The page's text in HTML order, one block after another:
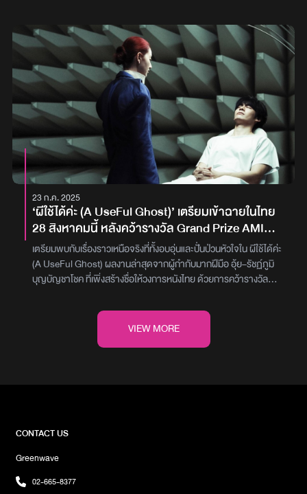
(Working Title) หรือชื่อเดิมคือ Project D ผลงานการกำกับของ
บอส-นฤเบศ​ กูโน ที่มี เก้ง-จิระ มะลิกุล และ วัน-วรรณฤดี พงษ์สิทธิศักดิ์
นั่งเก้าอี้เป็นโปรดิวเซอร์ ถูกเปิดตัวอย่างเป็นทางการในงาน GDH Line
Up 2023 ซึ่งว่างเอาไว้ว่าจะเป็นครั้งแรกของ พีพี กฤษฎ์ และ อิงฟ้า
วราหะ ที่ได้โคจรมาเจอกันในงานแสดงเป็นครั้งแรก แต่มีเหตุให้ต้องระงับ
โปรเจกต์ และปรับเปลี่ยนทีมนักแสดงอีกครั้งซึ่งได้ เจฟ ซาเตอร์ ศิลปิน
ดังมาถ่ายทอดความเข้มข้นสู่สายตาผู้ชม อีกทั้งยังมี หฤษฎ์ บัวย้อย ร่วม
เสริมทัพด้วยเจฟ เคยให้สัมภาษณ์เอาไว้ว่า คาแร็กเตอร์ในเรื่องนี้ถือว่า
เป็นที่สุดของการทรานส์ฟอร์มตัวเอง เพราะจะเป็นครั้งแรกของเขากับ
การปรับลุคเป็นคนผิวดำและโกนหัว ซึ่งเขามองว่าหากจะต้องไปเป็นคน
อื่น ก็ต้องทิ้งตัวตนของตัวเองไว้ที่หน้าเซ็ตแล้วเข้าไปในโลกของตัวละคร
นั้นจริง ๆ ต้องรอดูว่าฝีมือการแสดงของเขาจะออกมาเป็นยังไง แต่ที่แน่
ๆ เจฟ ก็ทุ่มสุดตัวเลยทีเดียวแฟน ๆ สามารถรอติดตามความ
เคลื่อนไหวต่าง ๆ ของ The Marriage (Working Title) ได้ทุกช่องทางโซ
เชียลมีเดียของ GDHภาพ : GDH
23 ก.ค. 2025
‘ผีใช้ได้ค่ะ (A UseFul Ghost)’ เตรียมเข้าฉายในไทย
28 สิงหาคมนี้ หลังคว้ารางวัล Grand Prize AMI
Paris จากเทศกาลหนังเมืองคานส์
เตรียมพบกับเรื่องราวเหนือจริงที่ทั้งอบอุ่นและปั่นป่วนหัวใจใน ผีใช้ได้ค่ะ
(A UseFul Ghost) ผลงานล่าสุดจากผู้กำกับมากฝีมือ อุ้ย–รัชฏ์ภูมิ
บุญบัญชาโชค ที่เพิ่งสร้างชื่อให้วงการหนังไทย ด้วยการคว้ารางวัล
ประจำปี 2025ภาพยนตร์เรื่องนี้จัดจำหน่ายในประเทศไทยโดย Out of
the Box by GDH และมีกำหนดเข้าฉายทั่วประเทศในวันที่ 28 สิงหาคม
2568ผีใช้ได้ค่ะ ถ่ายทอดเรื่องราวของ มาร์ช (รับบทโดย โมสต์–วิศรุต
มาหาเขาอีกครั้งในร่าง ‘ผี’ ที่สิงอยู่ในเครื่องดูดฝุ่นแม้ความรักจะหวนคืน
ด้วยการอาสาปราบผีร้ายที่คุกคามโรงงานของครอบครัว เพื่อพิสูจน์ว่า
แท้จริงเรื่องราวความรักเหนือความตายที่ทั้งแปลกใหม่และซาบซึ้งนี้
กำลังจะกลายเป็นอีกหนึ่งปรากฏการณ์บนจอภาพยนตร์ไทย 28
VIEW MORE
CONTACT US
Greenwave
02-665-8377